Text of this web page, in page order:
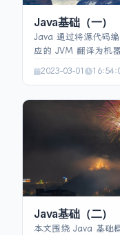
Java基础（一）
Java 通过将源代码
应的 JVM 翻译为机
文件名一致。访问修
性；类本身仅有
类型分为 8 种基本
类型（数组、类、接
认值，引用类型默认
随对象生命周期）和
部变量存于栈且无默
对应的包装类，
换为相同的基本类型
2023-03-01
Java基础（二）
本文围绕 Java 基础